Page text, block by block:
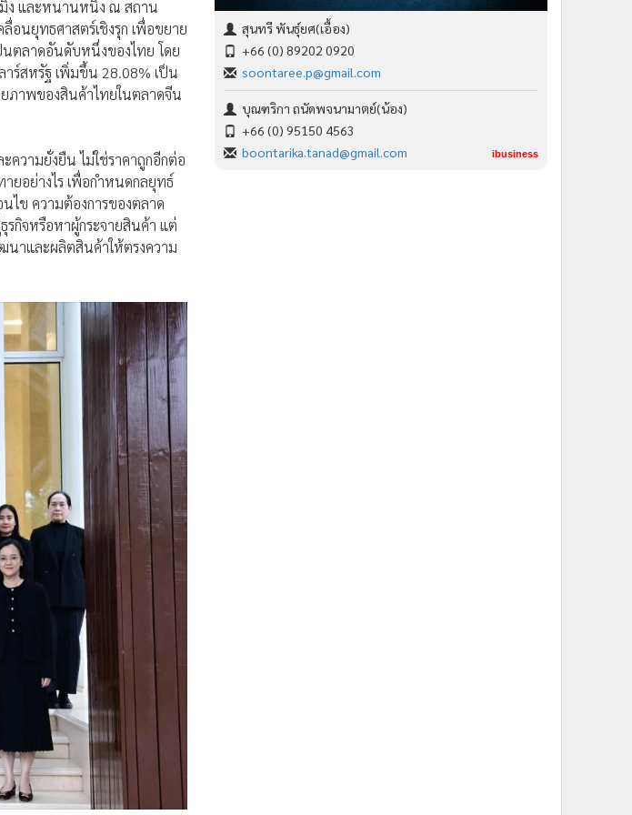
มิง และหนานหนิง ณ สถาน
อนยุทธศาสตร์เชิงรุก เพื่อขยาย
นตลาดอันดับหนึ่งของไทย โดย
ร์สหรัฐ เพิ่มขึ้น 28.08% เป็น
ภาพของสินค้าไทยในตลาดจีน
ความยั่งยืน ไม่ใช่ราคาถูกอีกต่อ
ยอย่างไร เพื่อกำหนดกลยุทธ์
ไข ความต้องการของตลาด
รกิจหรือหาผู้กระจายสินค้า แต่
นาและผลิตสินค้าให้ตรงความ
สุนทรี พันธุ์ยศ(เอื้อง)
+66 (0) 89202 0920
soontaree.p@gmail.com
บุณฑริกา ถนัดพจนามาตย์(น้อง)
+66 (0) 95150 4563
boontarika.tanad@gmail.com
ibusiness